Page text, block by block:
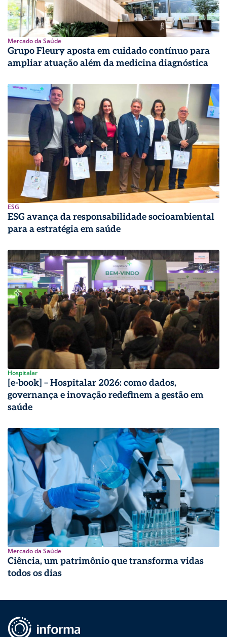
Mercado da Saúde
Grupo Fleury aposta em cuidado contínuo para
ampliar atuação além da medicina diagnóstica
ESG
ESG avança da responsabilidade socioambiental
para a estratégia em saúde
Hospitalar
[e-book] – Hospitalar 2026: como dados,
governança e inovação redefinem a gestão em
saúde
Mercado da Saúde
Ciência, um patrimônio que transforma vidas
todos os dias